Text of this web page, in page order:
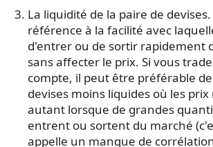
La liquidité de la paire de
référence à la facilité avec
d'entrer ou de sortir rapidement
sans affecter le prix. Si vous
compte, il peut être préférable
devises moins liquides où les
autant lorsque de grandes
entrent ou sortent du marché
appelle un manque de